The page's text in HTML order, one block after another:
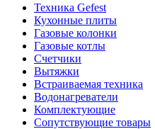
Техника Gefest
Кухонные плиты
Газовые колонки
Газовые котлы
Счетчики
Вытяжки
Встраиваемая техника
Водонагреватели
Комплектующие
Сопутствующие товары